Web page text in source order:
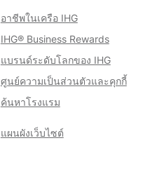
อาชีพในเครือ IHG
IHG® Business Rewards
แบรนด์ระดับโลกของ IHG
ศูนย์ความเป็นส่วนตัวและคุกกี้
ค้นหาโรงแรม
แผนผังเว็บไซต์